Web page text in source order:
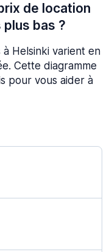
de location
bas ?
Helsinki varient en
Cette diagramme
pour vous aider à